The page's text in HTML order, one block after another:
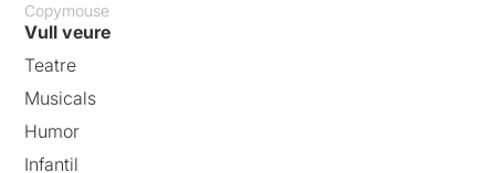
Copymouse
Vull veure
Teatre
Musicals
Humor
Infantil